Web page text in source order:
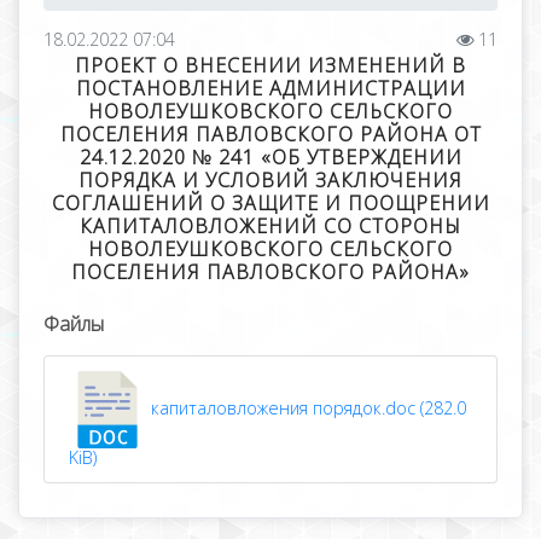
18.02.2022 07:04 11
ПРОЕКТ О ВНЕСЕНИИ ИЗМЕНЕНИЙ В
ПОСТАНОВЛЕНИЕ АДМИНИСТРАЦИИ
НОВОЛЕУШКОВСКОГО СЕЛЬСКОГО
ПОСЕЛЕНИЯ ПАВЛОВСКОГО РАЙОНА ОТ
24.12.2020 № 241 «ОБ УТВЕРЖДЕНИИ
ПОРЯДКА И УСЛОВИЙ ЗАКЛЮЧЕНИЯ
СОГЛАШЕНИЙ О ЗАЩИТЕ И ПООЩРЕНИИ
КАПИТАЛОВЛОЖЕНИЙ СО СТОРОНЫ
НОВОЛЕУШКОВСКОГО СЕЛЬСКОГО
ПОСЕЛЕНИЯ ПАВЛОВСКОГО РАЙОНА»
Файлы
капиталовложения порядок.doc (282.0
KiB)